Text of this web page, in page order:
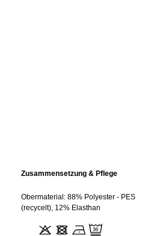
Zusammensetzung & Pflege
Obermaterial: 88% Polyester - PES
(recycelt), 12% Elasthan